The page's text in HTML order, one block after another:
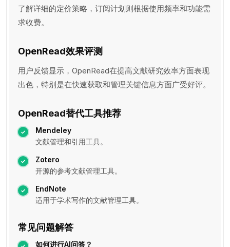
了解详细的定价策略，订阅计划则根据使用频率和功能需
求收费。
OpenRead效果评测
用户反馈显示，OpenRead在提高文献研究效率方面表现
出色，特别是在快速获取和管理关键信息方面广受好评。
OpenRead替代工具推荐
Mendeley
文献管理和引用工具。
Zotero
开源的参考文献管理工具。
EndNote
适用于学术写作的文献管理工具。
常见问题解答
如何进行AI问答？